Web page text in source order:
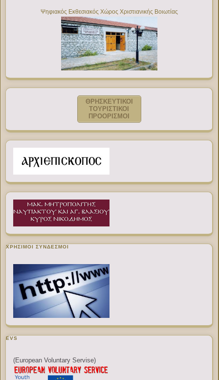
Ψηφιακός Εκθεσιακός Χώρος Χριστιανικής Βοιωτίας
ΘΡΗΣΚΕΥΤΙΚΟΙ
ΤΟΥΡΙΣΤΙΚΟΙ
ΠΡΟΟΡΙΣΜΟΙ
ΧΡΉΣΙΜΟΙ ΣΎΝΔΕΣΜΟΙ
EVS
(European Voluntary Servise)